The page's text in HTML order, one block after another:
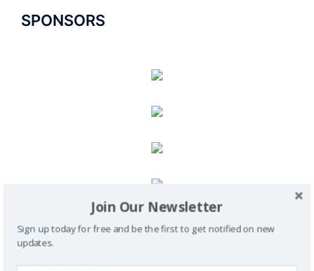
SPONSORS
RECONOCIMIENTOS
Join Our Newsletter
Sign up today for free and be the first to get notified on new
updates.